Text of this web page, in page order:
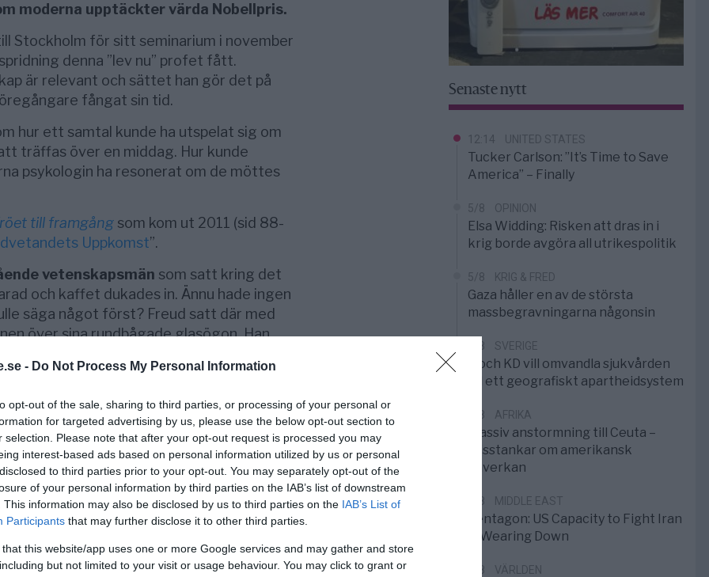
- Do Not Process My Personal Information
opt-out of the sale, sharing to third parties, or processing of your personal or
for targeted advertising by us, please use the below opt-out section to
selection. Please note that after your opt-out request is processed you may
interest-based ads based on personal information utilized by us or personal
to third parties prior to your opt-out. You may separately opt-out of the
of your personal information by third parties on the IAB’s list of downstream
This information may also be disclosed by us to third parties on the IAB’s List of
Participants that may further disclose it to other third parties.
that this website/app uses one or more Google services and may gather and store
but not limited to your visit or usage behaviour. You may click to grant or
moderna upptäckter värda Nobellpris.
Stockholm för sitt seminarium i november
denna ”lev nu” profet fått.
är relevant och sättet han gör det på
fångat sin tid.
hur ett samtal kunde ha utspelat sig om
träffas över en middag. Hur kunde
psykologin ha resonerat om de möttes
till framgångsom kom ut 2011 (sid 88-
Uppkomst”.
vetenskapsmän som satt kring det
och kaffet dukades in. Ännu hade ingen
säga något först? Freud satt där med
över sina rundbågade glasögon. Han
allt äldst, tänkte Maslow.
kaffeskeden mot koppen och det blev
harklade sig lätt och vände sig mot
det sig att ni inom psykoanalysen
drömmar?”
sitt hakskägg och tittade runt bordet
också lyssnade innan han tog till orda.
Drömmen är en genväg till människans
Senaste nytt
12:14 UNITED STATES
Tucker Carlson: ”It’s Time to Save
America” – Finally
5/8 OPINION
Elsa Widding: Risken att dras in i
krig borde avgöra all utrikespolitik
5/8 KRIG & FRED
Gaza håller en av de största
massbegravningarna någonsin
5/8 SVERIGE
S och KD vill omvandla sjukvården
till ett geografiskt apartheidsystem
3/8 AFRIKA
Massiv anstormning till Ceuta –
Misstankar om amerikansk
påverkan
2/8 MIDDLE EAST
Pentagon: US Capacity to Fight Iran
is Wearing Down
1/8 VÄRLDEN